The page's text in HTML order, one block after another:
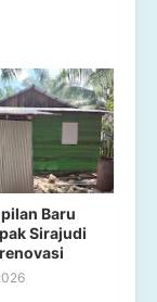
Baru
Sirajudi